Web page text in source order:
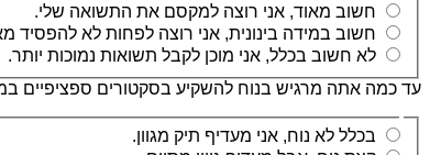
חשוב מאוד, אני רוצה למקסם את התשואה שלי.
חשוב במידה בינונית, אני רוצה לפחות לא להפסיד
לא חשוב בכלל, אני מוכן לקבל תשואות נמוכות יותר.
עד כמה אתה מרגיש בנוח להשקיע בסקטורים ספציפיים
בכלל לא נוח, אני מעדיף תיק מגוון.